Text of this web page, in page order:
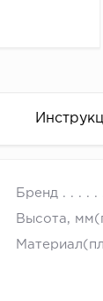
Бренд
Высота,